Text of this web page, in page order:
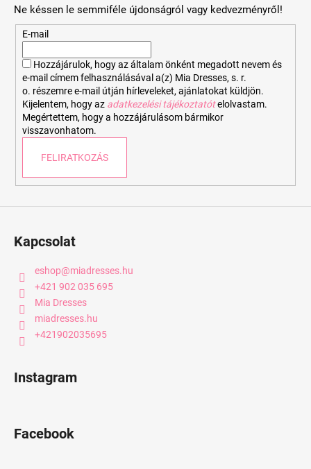
n
y
t
á
s
e
l
i
Ne késsen le semmiféle újdonságról vagy kedvezményről!
E-mail
Hozzájárulok, hogy az általam önként megadott nevem és
e-mail címem felhasználásával a(z) Mia Dresses, s. r.
o. részemre e-mail útján hírleveleket, ajánlatokat küldjön.
Kijelentem, hogy az adatkezelési tájékoztatót elolvastam.
Megértettem, hogy a hozzájárulásom bármikor
visszavonhatom.
FELIRATKOZÁS
Kapcsolat
eshop@miadresses.hu
+421 902 035 695
Mia Dresses
miadresses.hu
+421902035695
Instagram
Facebook